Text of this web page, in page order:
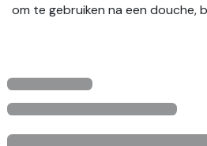
om te gebruiken na een douche,